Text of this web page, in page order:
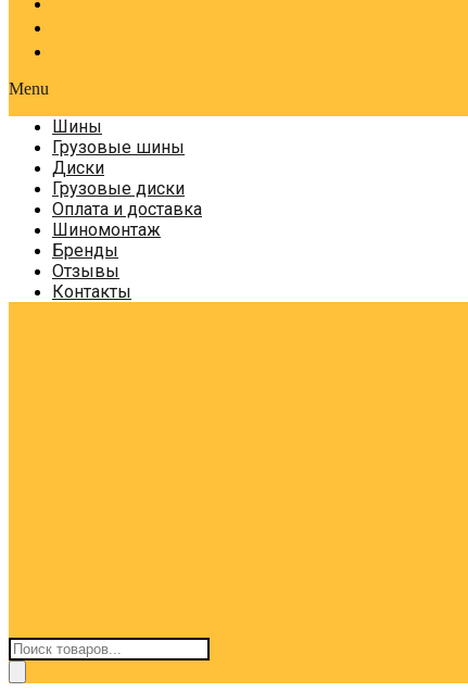
Menu
Шины
Грузовые шины
Диски
Грузовые диски
Оплата и доставка
Шиномонтаж
Бренды
Отзывы
Контакты
Поиск
товаров